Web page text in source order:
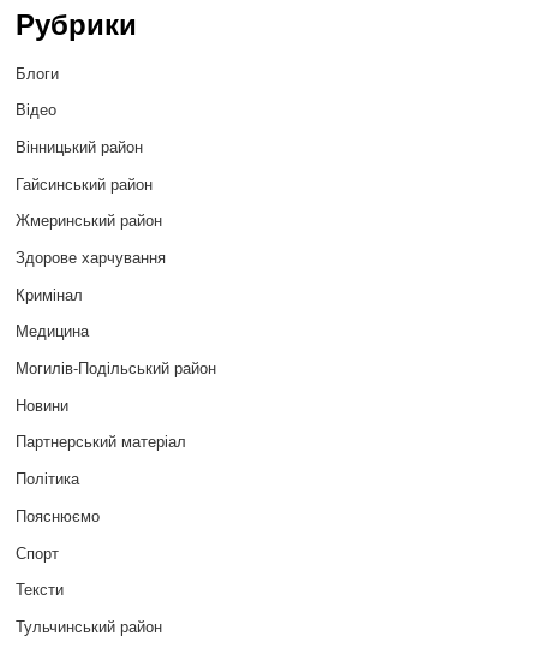
Рубрики
Блоги
Відео
Вінницький район
Гайсинський район
Жмеринський район
Здорове харчування
Кримінал
Медицина
Могилів-Подільський район
Новини
Партнерський матеріал
Політика
Пояснюємо
Спорт
Тексти
Тульчинський район